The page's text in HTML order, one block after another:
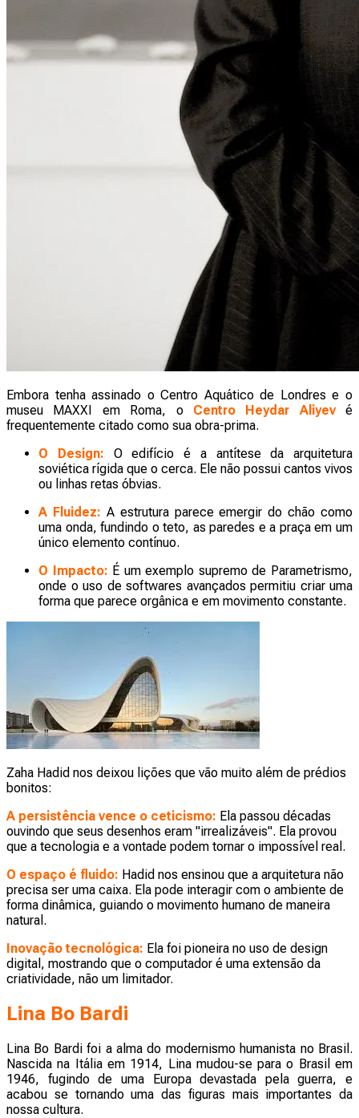
Embora tenha assinado o Centro Aquático de Londres e o
museu MAXXI em Roma, o Centro Heydar Aliyevé
frequentemente citado como sua obra-prima.
O Design: O edifício é a antítese da arquitetura
soviética rígida que o cerca. Ele não possui cantos vivos
ou linhas retas óbvias.
A Fluidez: A estrutura parece emergir do chão como
uma onda, fundindo o teto, as paredes e a praça em um
único elemento contínuo.
O Impacto: É um exemplo supremo de Parametrismo,
onde o uso de softwares avançados permitiu criar uma
forma que parece orgânica e em movimento constante.
Zaha Hadid nos deixou lições que vão muito além de prédios
bonitos:
A persistência vence o ceticismo: Ela passou décadas
ouvindo que seus desenhos eram "irrealizáveis". Ela provou
que a tecnologia e a vontade podem tornar o impossível real.
O espaço é fluido: Hadid nos ensinou que a arquitetura não
precisa ser uma caixa. Ela pode interagir com o ambiente de
forma dinâmica, guiando o movimento humano de maneira
natural.
Inovação tecnológica: Ela foi pioneira no uso de design
digital, mostrando que o computador é uma extensão da
criatividade, não um limitador.
Lina Bo Bardi
Lina Bo Bardi foi a alma do modernismo humanista no Brasil.
Nascida na Itália em 1914, Lina mudou-se para o Brasil em
1946, fugindo de uma Europa devastada pela guerra, e
acabou se tornando uma das figuras mais importantes da
nossa cultura.